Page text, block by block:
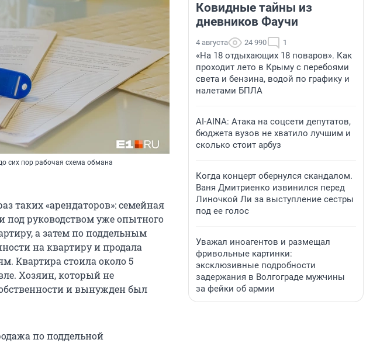
сих пор рабочая схема обмана
таких «арендаторов»: семейная
под руководством уже опытного
а затем по поддельным
на квартиру и продала
Квартира стоила около 5
Хозяин, который не
и вынужден был
по поддельной
Ковидные тайны из
дневников Фаучи
4 августа 24 990 1
«На 18 отдыхающих 18 поваров». Как
проходит лето в Крыму с перебоями
света и бензина, водой по графику и
налетами БПЛА
AI-AINA: Атака на соцсети депутатов,
бюджета вузов не хватило лучшим и
сколько стоит арбуз
Когда концерт обернулся скандалом.
Ваня Дмитриенко извинился перед
Линочкой Ли за выступление сестры
под ее голос
Уважал иноагентов и размещал
фривольные картинки:
эксклюзивные подробности
задержания в Волгограде мужчины
за фейки об армии